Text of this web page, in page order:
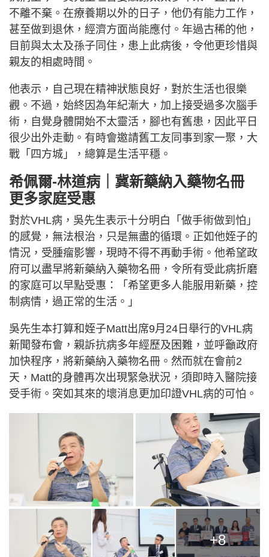
不離不棄。在療養期以外的日子，他仍有能力工作，
甚至做到退休，經濟方面尚能應付。年過古稀的他，
目前與太太及孫子同住，患上此病後，令他更珍惜與
親友的相處時間。
他表示，自己現在精神狀態良好，對於生活也很樂
觀。不過，始終因為年紀漸大，加上接受過多次腦手
術，自覺身體開始不太靈活，腳也有舊患，因此平日
很少出外走動。有時會邀請舊工友同事到家一聚，大
戰「四方城」，總算是生活平穩。
希佩爾-林道病｜冀新藥納入藥物名冊
更多家庭受惠
對於VHL病，吳先生表示十分明白「做手術做到怕」
的感覺，無法根治，只是無盡的循環。正如他姪子的
情況，受腫瘤影響，現時不得不再動手術。他希望政
府可以盡早將新藥納入藥物名冊，令所有受此病折磨
的家庭可以早點受惠：「希望更多人能服用新藥，控
制病情，過正常的生活。」
吳先生本打算和姪子Matt出席9月24日舉行的VHL病
新聞發布會，親訴抗病多年經歷及困難，並呼籲政府
加快程序，將新藥納入藥物名冊。然而就在會前2
天，Matt的身體再次出現緊急狀況，須即時入醫院接
受手術。突如其來的壞消息更加印證VHL病的可怕。
+8